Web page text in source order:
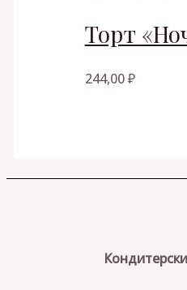
Торт
244,00₽